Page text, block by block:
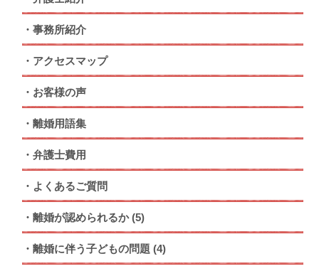
事務所紹介
アクセスマップ
お客様の声
離婚用語集
弁護士費用
よくあるご質問
離婚が認められるか (5)
離婚に伴う子どもの問題 (4)